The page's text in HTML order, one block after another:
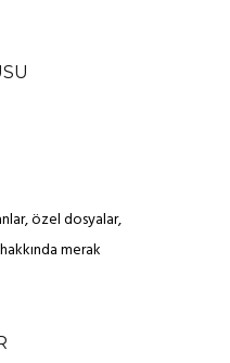
özel dosyalar,
merak